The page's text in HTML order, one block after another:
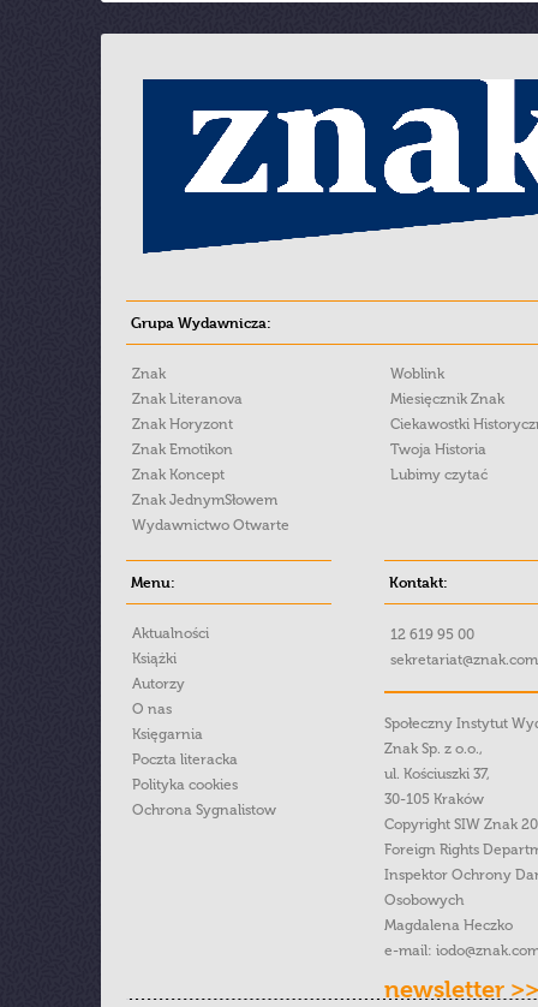
Grupa Wydawnicza:
Znak
Znak Literanova
Znak Horyzont
Znak Emotikon
Znak Koncept
Znak JednymSłowem
Wydawnictwo Otwarte
Woblink
Miesięcznik Znak
Ciekawostki
Twoja Historia
Lubimy czytać
Menu:
Aktualności
Książki
Autorzy
O nas
Księgarnia
Poczta literacka
Polityka cookies
Ochrona Sygnalistow
Kontakt:
12 619 95 00
Społeczny Instytut
Znak Sp. z o.o.,
ul. Kościuszki 37,
30-105 Kraków
Copyright SIW Znak
Foreign Rights
Inspektor Ochrony
Osobowych
Magdalena Heczko
e-mail:
newsletter >>